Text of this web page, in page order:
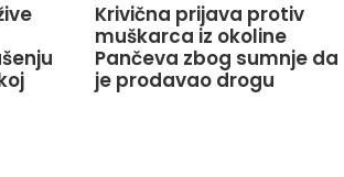
Krivična prijava protiv
muškarca iz okoline
Pančeva zbog sumnje da
je prodavao drogu